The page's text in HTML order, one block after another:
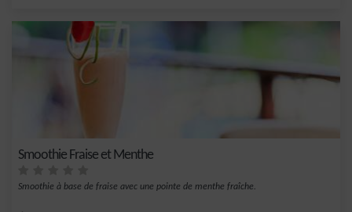
Smoothie Fraise et Menthe
Smoothie à base de fraise avec une pointe de menthe fraîche.